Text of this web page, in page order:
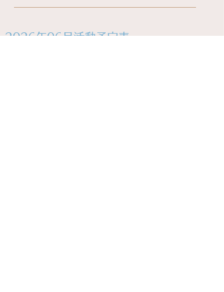
2026年06月活動予定表